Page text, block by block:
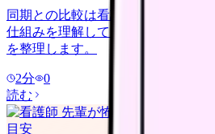
同期との比較は看護師ならではの
仕組みを理解して、自分ペースで
を整理します。
2分
0
読む